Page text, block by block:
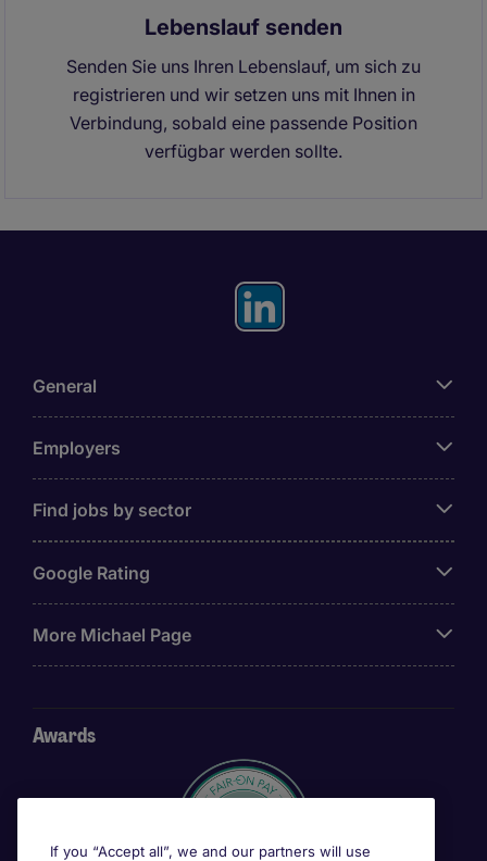
Lebenslauf senden
Senden Sie uns Ihren Lebenslauf, um sich zu
registrieren und wir setzen uns mit Ihnen in
Verbindung, sobald eine passende Position
verfügbar werden sollte.
General
Employers
Find jobs by sector
Google Rating
More Michael Page
Awards
If you “Accept all”, we and our partners will use